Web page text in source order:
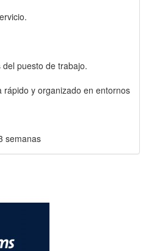
puesto de trabajo.
rápido y organizado en entornos
semanas